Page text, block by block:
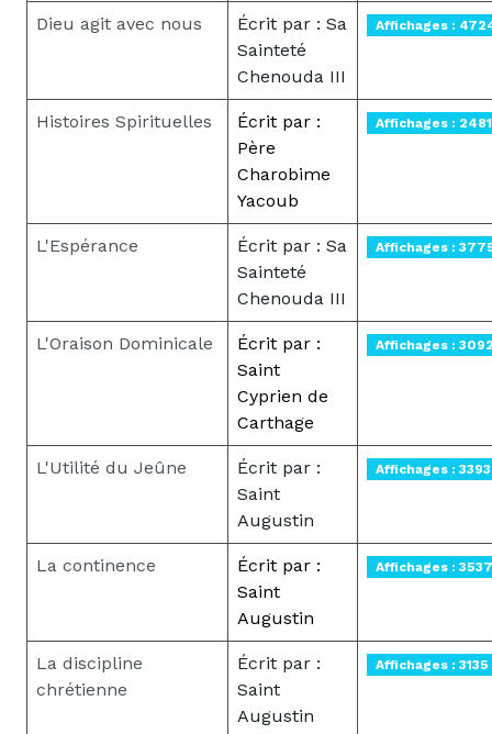
Dieu agit avec nous
Écrit par : Sa
Sainteté
Chenouda III
Affichages :
Histoires Spirituelles
Écrit par :
Père
Charobime
Yacoub
Affichages : 2481
L'Espérance
Écrit par : Sa
Sainteté
Chenouda III
Affichages :
L'Oraison Dominicale
Écrit par :
Saint
Cyprien de
Carthage
Affichages :
L'Utilité du Jeûne
Écrit par :
Saint
Augustin
Affichages : 3393
La continence
Écrit par :
Saint
Augustin
Affichages : 3537
La discipline
chrétienne
Écrit par :
Saint
Augustin
Affichages : 3135